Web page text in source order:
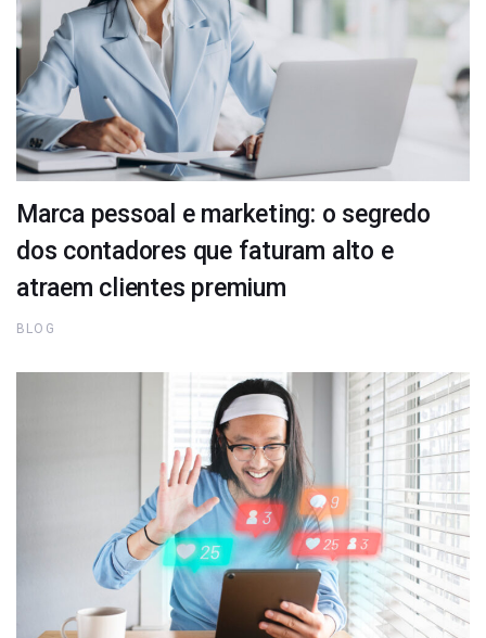
Marca pessoal e marketing: o segredo
dos contadores que faturam alto e
atraem clientes premium
BLOG